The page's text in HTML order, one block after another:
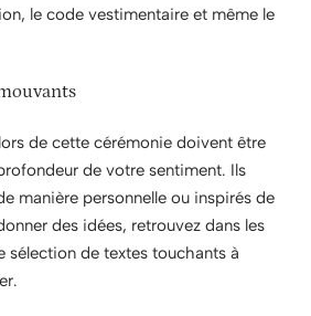
le code vestimentaire et même le
de cette cérémonie doivent être
de votre sentiment. Ils
manière personnelle ou inspirés de
des idées, retrouvez dans les
sélection de textes touchants à